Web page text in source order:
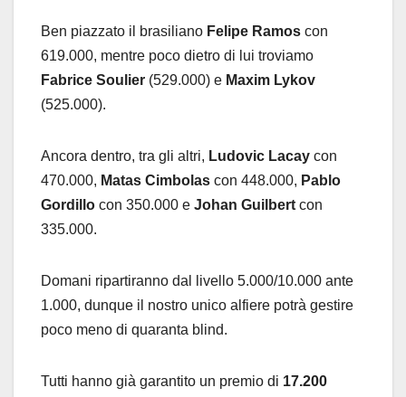
Ben piazzato il brasiliano Felipe Ramos con
619.000, mentre poco dietro di lui troviamo
Fabrice Soulier (529.000) e Maxim Lykov
(525.000).
Ancora dentro, tra gli altri, Ludovic Lacay con
470.000, Matas Cimbolas con 448.000, Pablo
Gordillo con 350.000 e Johan Guilbert con
335.000.
Domani ripartiranno dal livello 5.000/10.000 ante
1.000, dunque il nostro unico alfiere potrà gestire
poco meno di quaranta blind.
Tutti hanno già garantito un premio di 17.200